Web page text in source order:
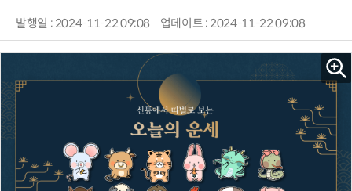
발행일 : 2024-11-22 09:08 업데이트 : 2024-11-22 09:08